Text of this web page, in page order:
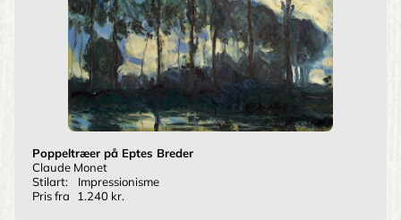
Poppeltræer på Eptes Breder
Claude Monet
Stilart:
Impressionisme
Pris fra
1.240 kr.